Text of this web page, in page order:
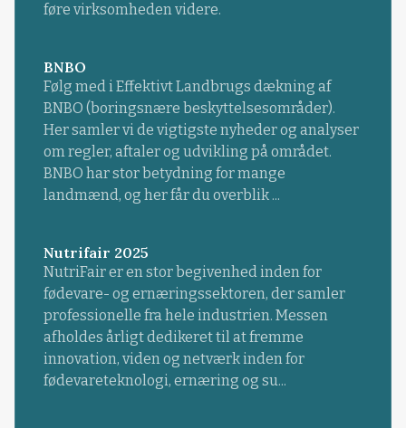
føre virksomheden videre.
BNBO
Følg med i Effektivt Landbrugs dækning af
BNBO (boringsnære beskyttelsesområder).
Her samler vi de vigtigste nyheder og analyser
om regler, aftaler og udvikling på området.
BNBO har stor betydning for mange
landmænd, og her får du overblik ...
Nutrifair 2025
NutriFair er en stor begivenhed inden for
fødevare- og ernæringssektoren, der samler
professionelle fra hele industrien. Messen
afholdes årligt dedikeret til at fremme
innovation, viden og netværk inden for
fødevareteknologi, ernæring og su...